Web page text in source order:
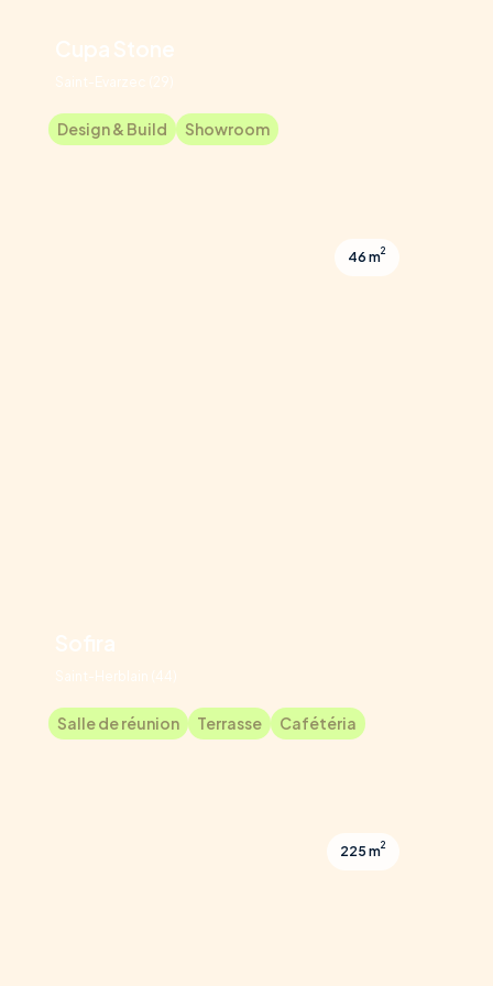
Cupa Stone
Saint-Evarzec (29)
Design & Build Showroom
46 m2
Sofira
Saint-Herblain (44)
Salle de réunion Terrasse Cafétéria
225 m2